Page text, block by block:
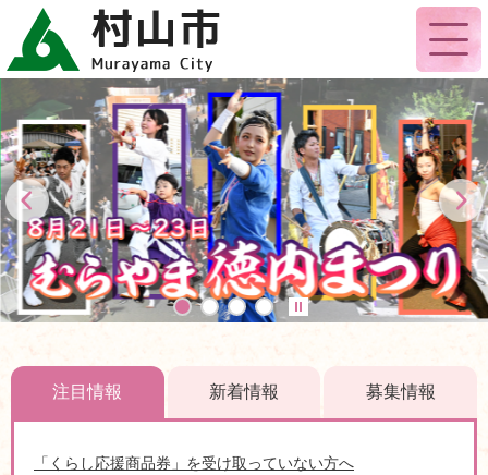
注目情報 新着情報 募集情報
「くらし応援商品券」を受け取っていない方へ